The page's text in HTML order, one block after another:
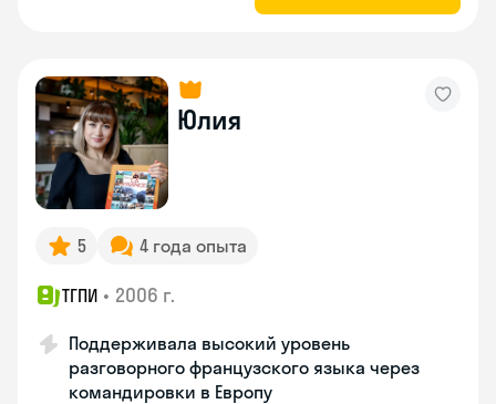
Юлия
5 4 года опыта
ТГПИ • 2006 г.
Поддерживала высокий уровень
разговорного французского языка через
командировки в Европу